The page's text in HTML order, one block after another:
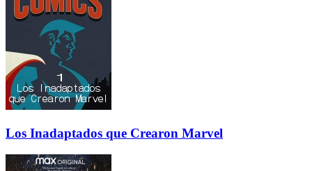
Los Inadaptados que Crearon Marvel